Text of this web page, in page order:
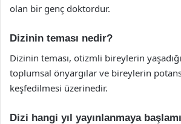
olan bir genç doktordur.
Dizinin teması nedir?
Dizinin teması, otizmli bireylerin
toplumsal önyargılar ve bireylerin
keşfedilmesi üzerinedir.
Dizi hangi yıl yayınlanmaya